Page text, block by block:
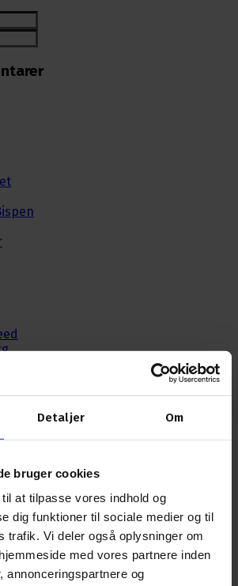
Detaljer Om
bruger cookies
at tilpasse vores indhold og
dig funktioner til sociale medier og til
trafik. Vi deler også oplysninger om
med vores partnere inden
annonceringspartnere og
nyhedsbrev og få nyheder om
i din postkasse.